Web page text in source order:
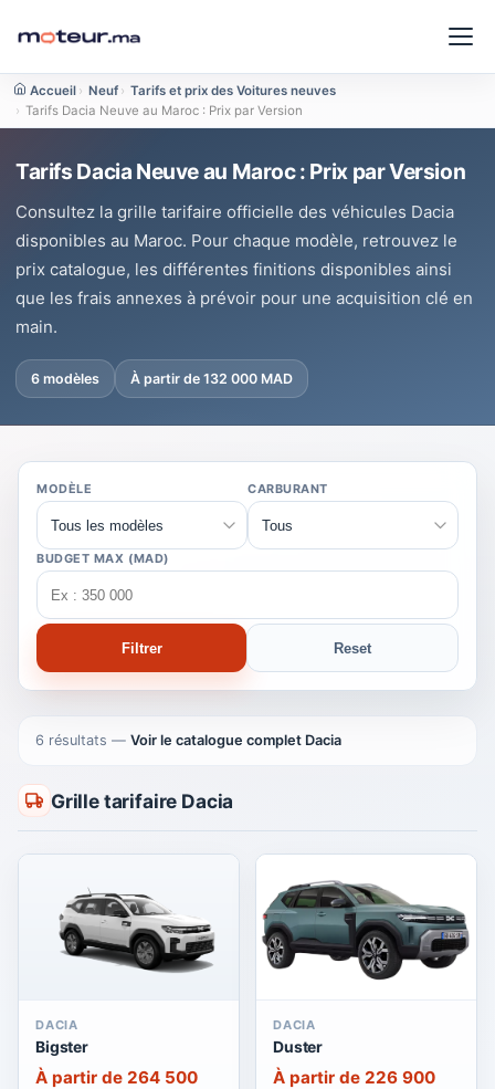
Accueil › Neuf › Tarifs et prix des Voitures neuves
› Tarifs Dacia Neuve au Maroc : Prix par Version
Tarifs Dacia Neuve au Maroc : Prix par Version
Consultez la grille tarifaire officielle des véhicules Dacia
disponibles au Maroc. Pour chaque modèle, retrouvez le
prix catalogue, les différentes finitions disponibles ainsi
que les frais annexes à prévoir pour une acquisition clé en
main.
6 modèles À partir de 132 000 MAD
MODÈLE CARBURANT
BUDGET MAX (MAD)
Filtrer Reset
6 résultats — Voir le catalogue complet Dacia
Grille tarifaire Dacia
DACIA
Bigster
À partir de 264 500
DACIA
Duster
À partir de 226 900